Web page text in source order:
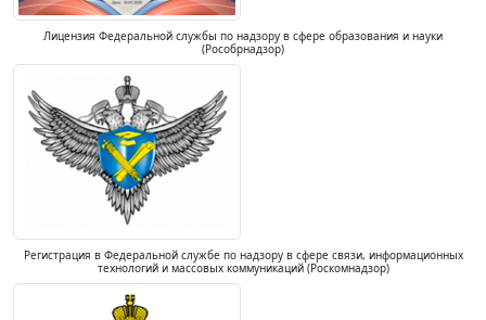
Лицензия Федеральной службы по надзору в сфере образования и науки
(Рособрнадзор)
Регистрация в Федеральной службе по надзору в сфере связи, информационных
технологий и массовых коммуникаций (Роскомнадзор)